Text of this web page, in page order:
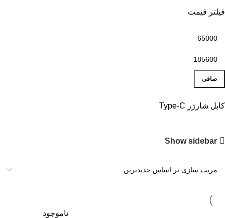
فیلتر قیمت
صافی
کابل شارژر Type-C
Show sidebar
ناموجود